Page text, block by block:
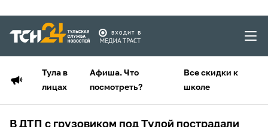
Тула в
лицах
Афиша. Что
посмотреть?
Все скидки к
школе
В ДТП с грузовиком под Тулой пострадали